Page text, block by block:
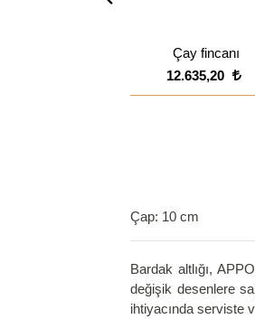
Çay fincanı
12.635,20
Çap: 10 cm
Bardak altlığı,
değişik desenlere
ihtiyacında serviste